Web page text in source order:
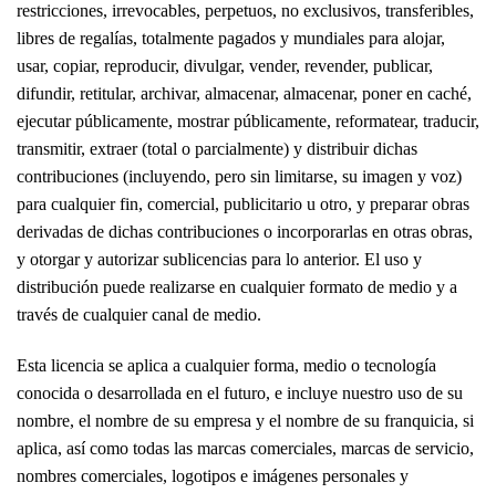
restricciones, irrevocables, perpetuos, no exclusivos, transferibles,
libres de regalías, totalmente pagados y mundiales para alojar,
usar, copiar, reproducir, divulgar, vender, revender, publicar,
difundir, retitular, archivar, almacenar, almacenar, poner en caché,
ejecutar públicamente, mostrar públicamente, reformatear, traducir,
transmitir, extraer (total o parcialmente) y distribuir dichas
contribuciones (incluyendo, pero sin limitarse, su imagen y voz)
para cualquier fin, comercial, publicitario u otro, y preparar obras
derivadas de dichas contribuciones o incorporarlas en otras obras,
y otorgar y autorizar sublicencias para lo anterior. El uso y
distribución puede realizarse en cualquier formato de medio y a
través de cualquier canal de medio.
Esta licencia se aplica a cualquier forma, medio o tecnología
conocida o desarrollada en el futuro, e incluye nuestro uso de su
nombre, el nombre de su empresa y el nombre de su franquicia, si
aplica, así como todas las marcas comerciales, marcas de servicio,
nombres comerciales, logotipos e imágenes personales y